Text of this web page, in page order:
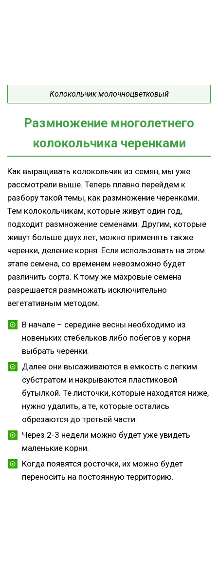
Колокольчик молочноцветковый
Размножение многолетнего
колокольчика черенками
Как выращивать колокольчик из семян, мы уже
рассмотрели выше. Теперь плавно перейдем к
разбору такой темы, как размножение черенками.
Тем колокольчикам, которые живут один год,
подходит размножение семенами. Другим, которые
живут больше двух лет, можно применять также
черенки, деление корня. Если использовать на этом
этапе семена, со временем невозможно будет
различить сорта. К тому же махровые семена
разрешается размножать исключительно
вегетативным методом.
В начале – середине весны необходимо из
новеньких стебельков либо побегов у корня
выбрать черенки.
Далее они высаживаются в емкость с легким
субстратом и накрываются пластиковой
бутылкой. Те листочки, которые находятся ниже,
нужно удалить, а те, которые остались
обрезаются до третьей части.
Через 2-3 недели можно будет уже увидеть
маленькие корни.
Когда появятся росточки, их можно будет
переносить на постоянную территорию.